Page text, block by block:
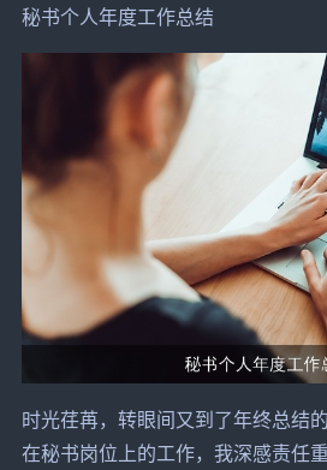
秘书个人年度工作总结
时光荏苒，转眼间又到了年终总结
在秘书岗位上的工作，我深感责任